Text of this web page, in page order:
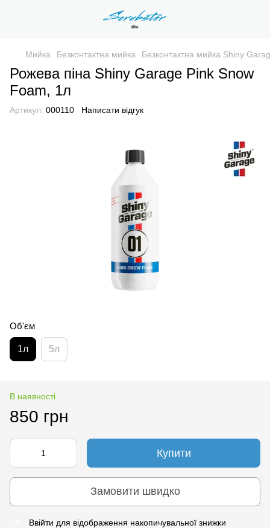
Мийка Безконтактна мийка Безконтактна мийка Shiny
Рожева піна Shiny Garage Pink Snow
Foam, 1л
Артикул: 000110 Написати відгук
Об'єм
1л 5л
В наявності
850 грн
Купити
Замовити швидко
Ввійти для відображення накопичувальної знижки